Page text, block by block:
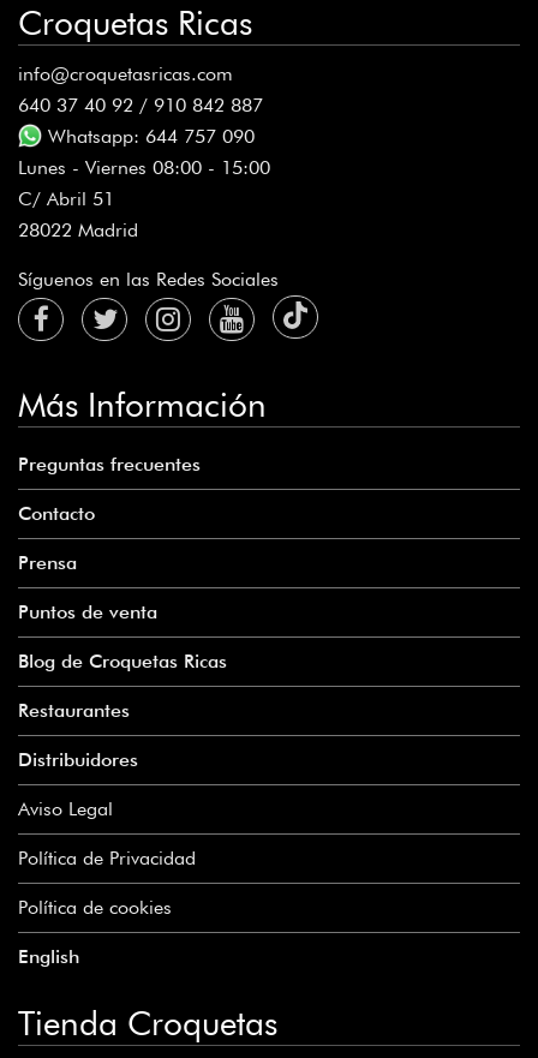
Croquetas Ricas
info@croquetasricas.com
640 37 40 92 / 910 842 887
Whatsapp: 644 757 090
Lunes - Viernes 08:00 - 15:00
C/ Abril 51
28022 Madrid
Síguenos en las Redes Sociales
Más Información
Preguntas frecuentes
Contacto
Prensa
Puntos de venta
Blog de Croquetas Ricas
Restaurantes
Distribuidores
Aviso Legal
Política de Privacidad
Política de cookies
English
Tienda Croquetas